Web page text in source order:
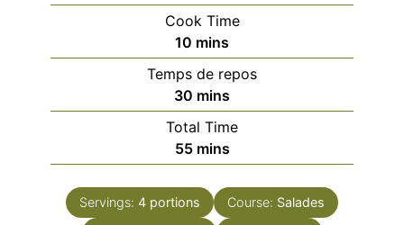
Cook Time
10 minutes
mins
Temps de repos
30 minutes
mins
Total Time
55minutes
mins
Servings: 4 portions Course: Salades